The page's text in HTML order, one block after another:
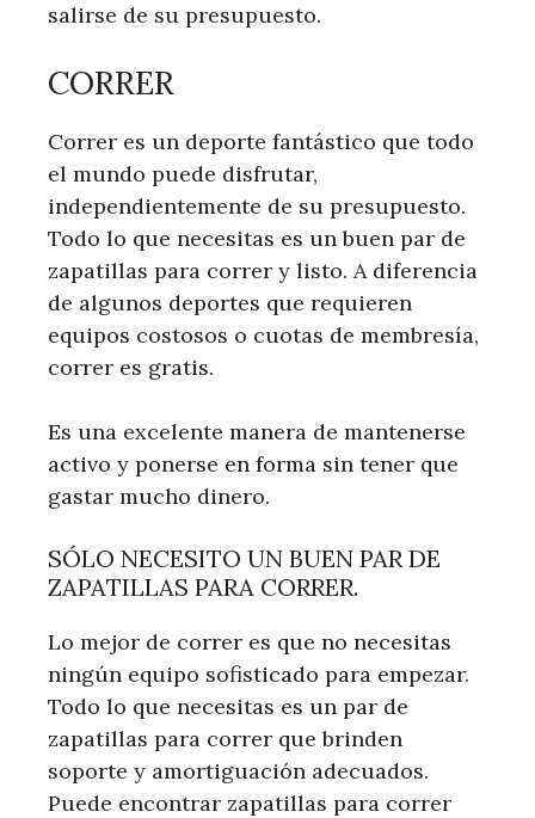
salirse de su presupuesto.
CORRER
Correr es un deporte fantástico que todo
el mundo puede disfrutar,
independientemente de su presupuesto.
Todo lo que necesitas es un buen par de
zapatillas para correr y listo. A diferencia
de algunos deportes que requieren
equipos costosos o cuotas de membresía,
correr es gratis.
Es una excelente manera de mantenerse
activo y ponerse en forma sin tener que
gastar mucho dinero.
SÓLO NECESITO UN BUEN PAR DE
ZAPATILLAS PARA CORRER.
Lo mejor de correr es que no necesitas
ningún equipo sofisticado para empezar.
Todo lo que necesitas es un par de
zapatillas para correr que brinden
soporte y amortiguación adecuados.
Puede encontrar zapatillas para correr